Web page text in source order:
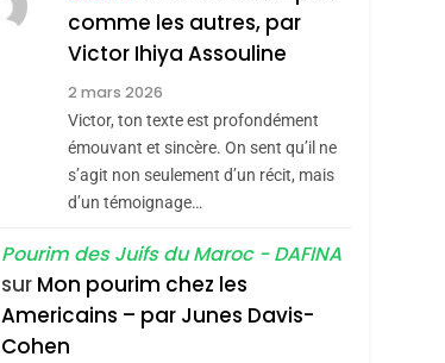
REVENDIQUE MA
JUDAÏTE Par Thérèse
Zrihen-Dvir
CE QUI NOUS
MANQUE – Jacques
Hadida
JUDAISME
Maroc : Les Amandes
De Tafraout, Le Miel
De Tadla Azilal
Consacrés Produits
Du Terroir
DAFINA MAROC
Oeil Ravageur –
comme les autres, par
Victor Ihiya Assouline
2 mars 2026
Victor, ton texte est profondément
émouvant et sincère. On sent qu’il ne
s’agit non seulement d’un récit, mais
d’un témoignage…
Pourim des Juifs du Maroc - DAFINA
sur Mon pourim chez les
Americains – par Junes Davis-
Cohen